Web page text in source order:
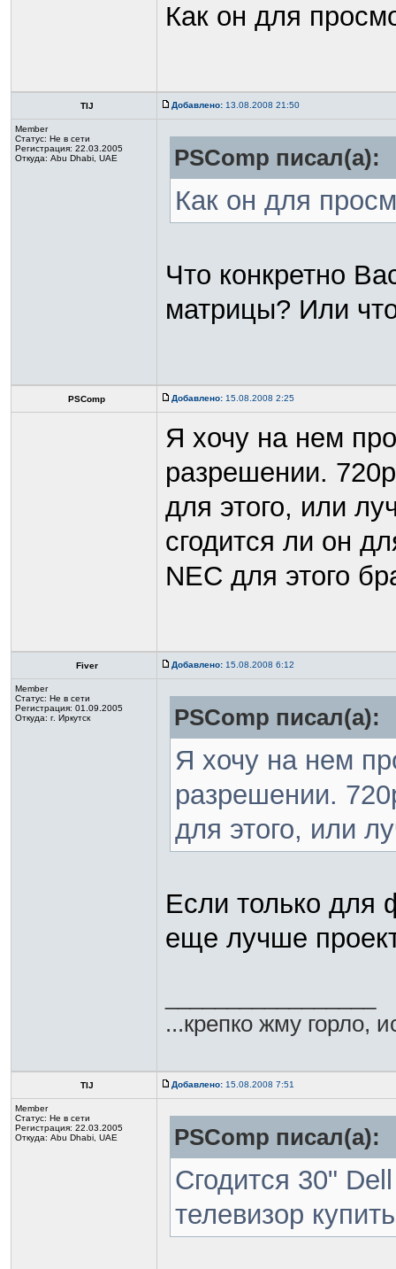
Как он для
TIJ Добавлено: 13.08.2008 21:50
Member
Статус: Не в сети
Регистрация: 22.03.2005
Откуда: Abu Dhabi, UAE
PSComp писал(а):
Как он для
Что конкретно
матрицы? Или
PSComp Добавлено: 15.08.2008 2:25
Я хочу на нем
разрешении.
для этого, или
сгодится ли он
NEC для этого
Fiver Добавлено: 15.08.2008 6:12
Member
Статус: Не в сети
Регистрация: 01.09.2005
Откуда: г. Иркутск
PSComp писал(а):
Я хочу на нем
разрешении.
для этого, или
Если только для
еще лучше
...крепко жму горло,
TIJ Добавлено: 15.08.2008 7:51
Member
Статус: Не в сети
Регистрация: 22.03.2005
Откуда: Abu Dhabi, UAE
PSComp писал(а):
Сгодится 30"
телевизор